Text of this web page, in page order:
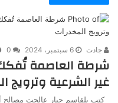
جادت 6 سبتمبر، 2024 0
شرطة العاصمة
غير الشرعية وترويج
كتب بلقاسم جبار عالجت مصالح